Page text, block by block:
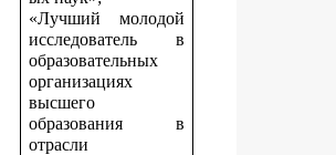
«Лучший молодой
исследователь в
образовательных
организациях
высшего
образования в
отрасли